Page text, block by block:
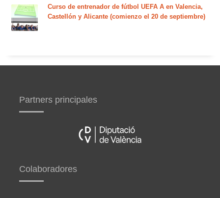
Curso de entrenador de fútbol UEFA A en Valencia,
Castellón y Alicante (comienzo el 20 de septiembre)
Partners principales
Colaboradores